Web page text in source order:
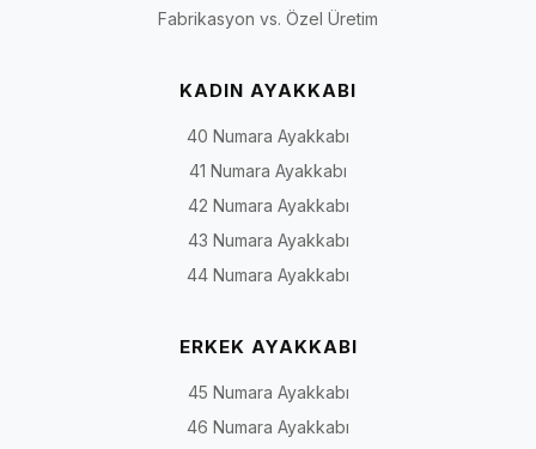
Fabrikasyon vs. Özel Üretim
KADIN AYAKKABI
40 Numara Ayakkabı
41 Numara Ayakkabı
42 Numara Ayakkabı
43 Numara Ayakkabı
44 Numara Ayakkabı
ERKEK AYAKKABI
45 Numara Ayakkabı
46 Numara Ayakkabı